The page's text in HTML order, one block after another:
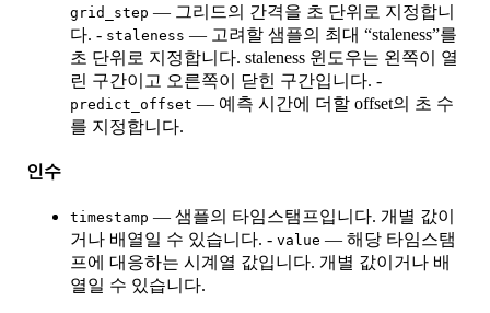
grid_step — 그리드의 간격을 초 단위로 지정합니
다. - staleness — 고려할 샘플의 최대 “staleness”를
초 단위로 지정합니다. staleness 윈도우는 왼쪽이 열
린 구간이고 오른쪽이 닫힌 구간입니다. -
predict_offset — 예측 시간에 더할 offset의 초 수
를 지정합니다.
인수
timestamp — 샘플의 타임스탬프입니다. 개별 값이
거나 배열일 수 있습니다. - value — 해당 타임스탬
프에 대응하는 시계열 값입니다. 개별 값이거나 배
열일 수 있습니다.